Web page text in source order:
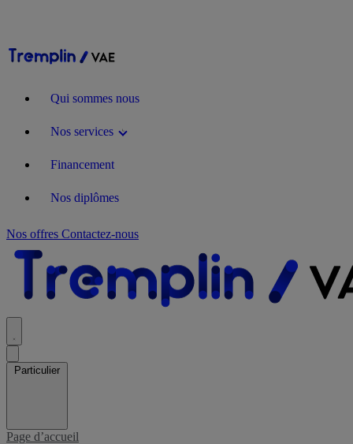
Qui sommes nous
Nos services
Financement
Nos diplômes
Nos offres Contactez-nous
Particulier
Page d’accueil